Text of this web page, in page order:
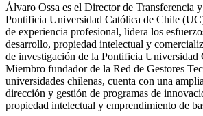
Álvaro Ossa es el Director de Transferencia
Pontificia Universidad Católica de Chile
de experiencia profesional, lidera los
desarrollo, propiedad intelectual y
de investigación de la Pontificia Universidad
Miembro fundador de la Red de Gestores
universidades chilenas, cuenta con una
dirección y gestión de programas de
propiedad intelectual y emprendimiento de